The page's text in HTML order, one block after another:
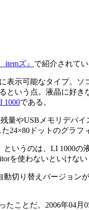
itemズ』 で紹介されて
示可能なタイプ。
という点。液晶に好
1000である。
やUSBメモリデバ
ドットのグラフ
うのは、LI 1000の
を使わないといけな
切り替えバージョ
とだ。2006年04月